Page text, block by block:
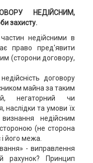
НЕДІЙСНИМ,
захисту.
недійсними в
право пред'явити
(сторони договору,
договору
майна за таким
негаторний чи
наслідки та умови їх
недійсним
(не сторона
його межа.
- виправлення
Принцип